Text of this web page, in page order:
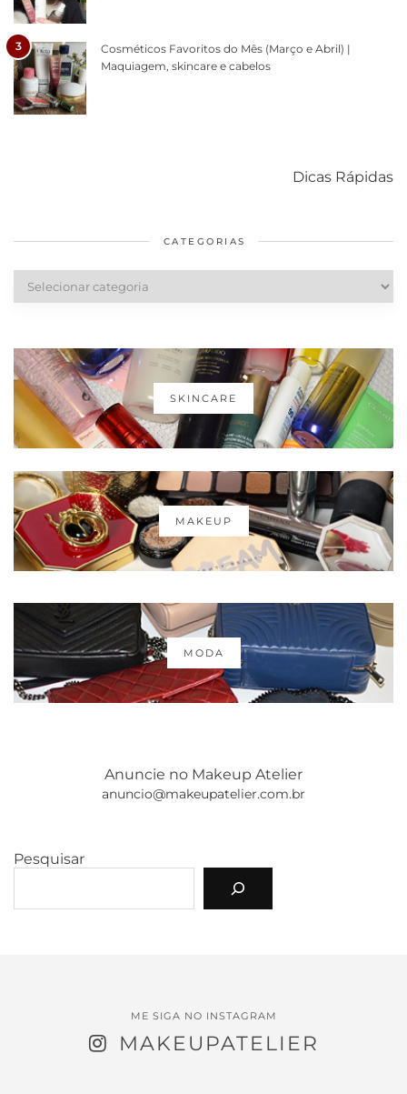
3
Cosméticos Favoritos do Mês (Março e Abril) |
Maquiagem, skincare e cabelos
Dicas Rápidas
diários
cabelos
CATEGORIAS
SKINCARE
MAKEUP
MODA
Anuncie no Makeup Atelier
anuncio@makeupatelier.com.br
Pesquisar
ME SIGA NO INSTAGRAM
MAKEUPATELIER